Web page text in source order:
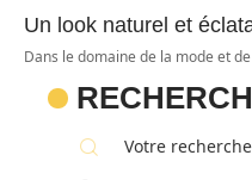
Un look naturel et
Dans le domaine de la mode et